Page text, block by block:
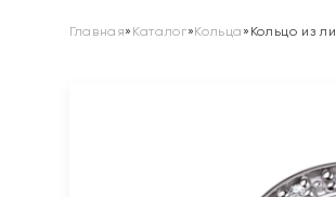
Главная» Каталог»Кольца » Кольцо из